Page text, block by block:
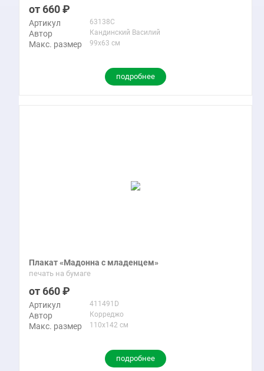
660
Артикул 63138C
Автор Кандинский Василий
Макс. размер 99x63 см
подробнее
Плакат «Мадонна с младенцем»
печать на бумаге
660
Артикул 411491D
Автор Корреджо
Макс. размер 110x142 см
подробнее